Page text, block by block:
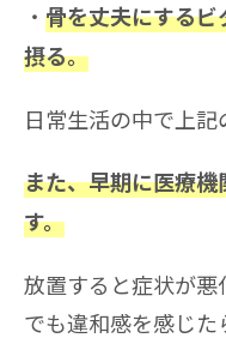
骨を丈夫にする
摂る。
日常生活の中で上記
また、早期に医療
す。
放置すると症状が悪
でも違和感を感じ